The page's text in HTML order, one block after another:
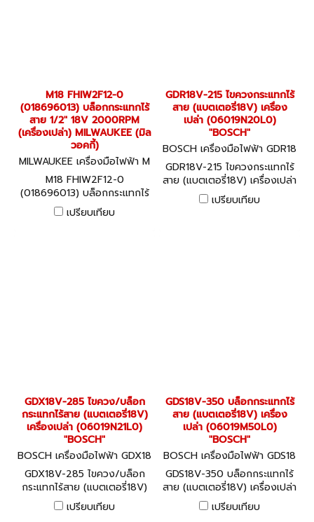
M18 FHIW2F12-0
(018696013) บล็อกกระแทกไร้
สาย 1/2" 18V 2000RPM
(เครื่องเปล่า) MILWAUKEE (มิล
วอคกี้)
MILWAUKEE เครื่องมือไฟฟ้า M
18 FHIW2F12-0 (018696013)
M18 FHIW2F12-0
(018696013) บล็อกกระแทกไร้
สาย 1/2" 18V 2000RPM
(เครื่องเปล่า) MILWAUKEE (มิล
เปรียบเทียบ
GDR18V-215 ไขควงกระแทกไร้
สาย (แบตเตอรี่18V) เครื่อง
เปล่า (06019N20L0)
"BOSCH"
BOSCH เครื่องมือไฟฟ้า GDR18
V-215 (06019N20L0)
GDR18V-215 ไขควงกระแทกไร้
สาย (แบตเตอรี่18V) เครื่องเปล่า
(06019N20L0) "BOSCH"
เปรียบเทียบ
GDX18V-285 ไขควง/บล็อก
กระแทกไร้สาย (แบตเตอรี่18V)
เครื่องเปล่า (06019N21L0)
"BOSCH"
BOSCH เครื่องมือไฟฟ้า GDX18
V-285 (06019N21L0)
GDX18V-285 ไขควง/บล็อก
กระแทกไร้สาย (แบตเตอรี่18V)
เครื่องเปล่า (06019N21L0)
"BOSCH"
เปรียบเทียบ
GDS18V-350 บล็อกกระแทกไร้
สาย (แบตเตอรี่18V) เครื่อง
เปล่า (06019M50L0)
"BOSCH"
BOSCH เครื่องมือไฟฟ้า GDS18
V-350 (06019M50L0)
GDS18V-350 บล็อกกระแทกไร้
สาย (แบตเตอรี่18V) เครื่องเปล่า
(06019M50L0) "BOSCH"
เปรียบเทียบ